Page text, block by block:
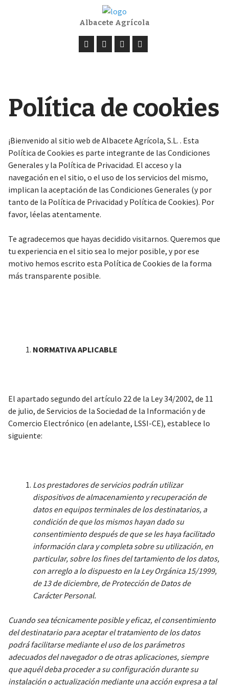
Albacete Agrícola
Política de cookies
¡Bienvenido al sitio web de Albacete Agrícola, S.L. . Esta
Política de Cookies es parte integrante de las Condiciones
Generales y la Política de Privacidad. El acceso y la
navegación en el sitio, o el uso de los servicios del mismo,
implican la aceptación de las Condiciones Generales (y por
tanto de la Política de Privacidad y Política de Cookies). Por
favor, léelas atentamente.
Te agradecemos que hayas decidido visitarnos. Queremos que
tu experiencia en el sitio sea lo mejor posible, y por ese
motivo hemos escrito esta Política de Cookies de la forma
más transparente posible.
NORMATIVA APLICABLE
El apartado segundo del artículo 22 de la Ley 34/2002, de 11
de julio, de Servicios de la Sociedad de la Información y de
Comercio Electrónico (en adelante, LSSI-CE), establece lo
siguiente:
Los prestadores de servicios podrán utilizar
dispositivos de almacenamiento y recuperación de
datos en equipos terminales de los destinatarios, a
condición de que los mismos hayan dado su
consentimiento después de que se les haya facilitado
información clara y completa sobre su utilización, en
particular, sobre los fines del tartamiento de los datos,
con arreglo a lo dispuesto en la Ley Orgánica 15/1999,
de 13 de diciembre, de Protección de Datos de
Carácter Personal.
Cuando sea técnicamente posible y eficaz, el consentimiento
del destinatario para aceptar el tratamiento de los datos
podrá facilitarse mediante el uso de los parámetros
adecuados del navegador o de otras aplicaciones, siempre
que aquél deba proceder a su configuración durante su
instalación o actualización mediante una acción expresa a tal